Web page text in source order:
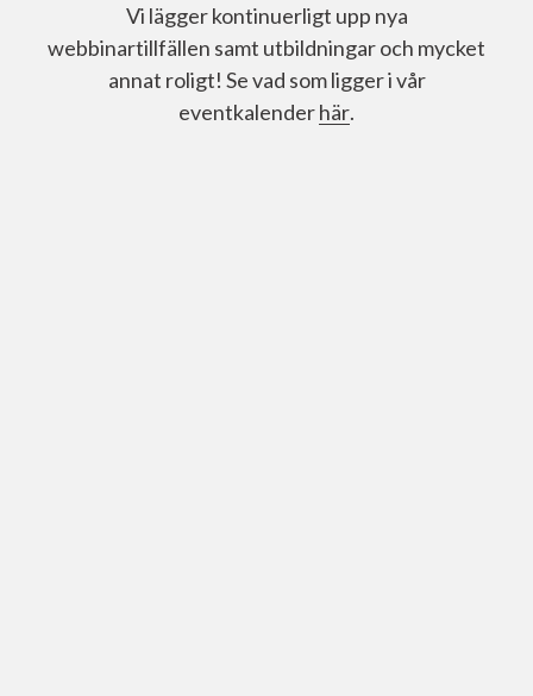
Vi lägger kontinuerligt upp nya
webbinartillfällen samt utbildningar och mycket
annat roligt! Se vad som ligger i vår
eventkalenderhär.